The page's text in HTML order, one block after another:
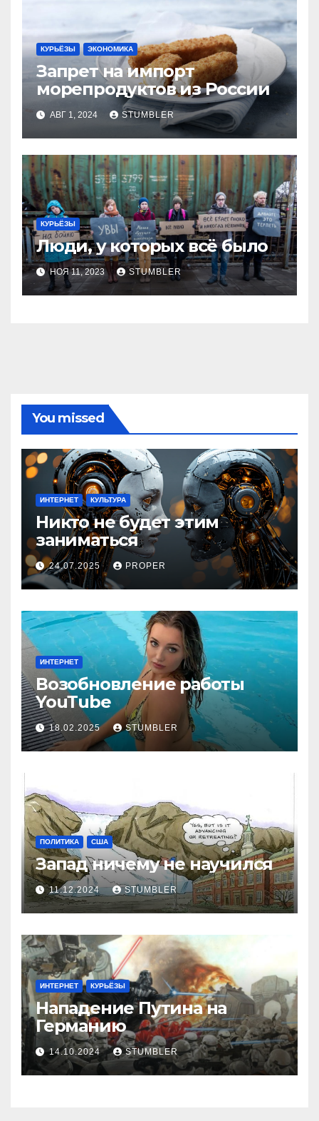
КУРЬЁЗЫ ЭКОНОМИКА
Запрет на импорт
морепродуктов из России
АВГ 1, 2024 STUMBLER
КУРЬЁЗЫ
Люди, у которых всё было
НОЯ 11, 2023 STUMBLER
You missed
ИНТЕРНЕТ КУЛЬТУРА
Никто не будет этим
заниматься
24.07.2025 PROPER
ИНТЕРНЕТ
Возобновление работы
YouТube
18.02.2025 STUMBLER
ПОЛИТИКА США
Запад ничему не научился
11.12.2024 STUMBLER
ИНТЕРНЕТ КУРЬЁЗЫ
Нападение Путина на
Германию
14.10.2024 STUMBLER